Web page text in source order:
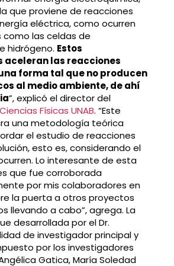
que proviene de reacciones
eléctrica, como ocurren
como las celdas de
hidrógeno. Estos
aceleran las reacciones
forma tal que no producen
al medio ambiente, de ahí
”, explicó el director del
Físicas UNAB. “Este
una metodología teórica
el estudio de reacciones
esto es, considerando el
Lo interesante de esta
que fue corroborada
por mis colaboradores en
la puerta a otros proyectos
llevando a cabo”, agrega. La
desarrollada por el Dr.
de investigador principal y
por los investigadores
Gatica, María Soledad